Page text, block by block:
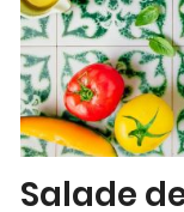
Salade